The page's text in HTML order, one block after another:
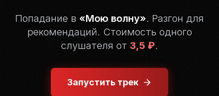
Попадание в «Мою волну». Разгон для
рекомендаций. Стоимость одного
слушателя от 3,5 ₽.
Запустить трек